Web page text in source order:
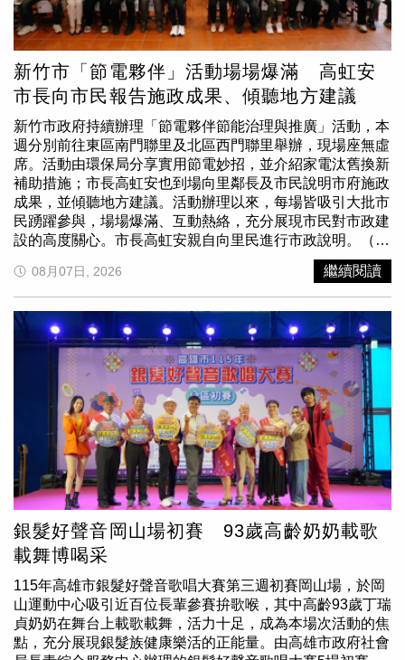
府)前立法院長王金平致詞時回憶，早年曾在花蓮服役並居
住過一個多月，深刻體會到花蓮壯闊山海的得天獨厚，直言
「花蓮人非常有福氣」。他特別讚賞縣長徐榛蔚帶領縣府團
隊，成功將觀光、休閒與醫療產業結合，將花蓮打造成身心
靈的療癒寶地。王金平期盼，未來能進一步將花蓮推廣至國
際，吸引國內外旅客前來觀光、醫療與長住，讓花蓮成為全
球知名的「身心靈聖地」。花蓮縣長徐榛蔚表示，現代人生
活離不開手機，但有多久沒有真正放下手機、重新感受自己
的身體與周遭環境，她提到，從走進「花蓮．療癒之境」時
聽見的音樂開始，就希望透過聲音引導大家放慢腳步、調息
身心，並從眼、耳、口、鼻、身等五感出發，串聯身體力、
修復力、食養力、安心力與連結力等「五力」體驗，呼應花
蓮長期推動的「吃在地、用在地」，以及天地人共生、食療
養身的生活理念。她也希望，民眾透過展場中的山海沉浸體
驗、在地飲食、自然香氛與交流空間，重新找回被忙碌生活
拉走的感受力與療癒力，體會「當下就是幸福」，更懂得珍
惜自己與家人。徐榛蔚最後也向大家喊話，現在就買張車票
到花蓮，親自走進山海與日常，重新感受返璞歸真的簡單幸
福。走進「花蓮．療癒之境」時聽見的音樂開始，就希望透
過「眼、耳、口、鼻、身」五感體驗，帶領民眾放慢步調，
感受花蓮慢活療癒的生活哲學。(圖片提供／花蓮縣政府)打
開任意門秒飛花蓮！五力闖關集好禮走進展區，宛如打開任
意門一秒置身花蓮山海。現場推出超好玩的「集章五力體
驗」闖關活動，只要完成身體力、修復力、安心力、連結力
與食養力等挑戰，就能獲得小石花質感環保袋等專屬限量好
禮。為推廣無負擔的健康生活，展區特別引進「岱宇國際」
提供的智能站坐兩用橢圓健身機。其低衝擊、護關節的平滑
踩踏設計，搭配專屬 APP 紀錄，讓各年齡層民眾都能輕鬆
享受暢快運動的樂趣，現場掃描 QR Code 前往官網，還能
將更多實用健康資訊帶回家。漫步其中，迎面而來的療癒氣
息更是另一大驚喜。現場瀰漫著由「阿原」特別打造的專屬
花蓮香，靈感取自立霧溪，蘊含檜木、紫羅蘭與迷迭香，讓
每一次呼吸都像漫步於雲霧繚繞的山谷，從嗅覺直接啟動修
復力。只要掃描 QR Code 加入阿原官方 LINE 好友，再加
新竹市「節電夥伴」活動場場爆滿 高虹安
市長向市民報告施政成果、傾聽地方建議
新竹市政府持續辦理「節電夥伴節能治理與推廣」活動，本
週分別前往東區南門聯里及北區西門聯里舉辦，現場座無虛
席。活動由環保局分享實用節電妙招，並介紹家電汰舊換新
補助措施；市長高虹安也到場向里鄰長及市民說明市府施政
成果，並傾聽地方建議。活動辦理以來，每場皆吸引大批市
民踴躍參與，場場爆滿、互動熱絡，充分展現市民對市政建
設的高度關心。市長高虹安親自向里民進行市政說明。（圖
片提供／新竹市政府）高虹安市長表示，市府除持續推廣節
能減碳理念，也希望透過面對面交流，讓市民了解市政推動
成果，並直接聆聽地方意見，作為未來施政的重要參考。自
上任以來，市府持續強化基層服務量能，不僅調高鄰長為民
服務作業費及里鄰長聯誼活動費，首次編列鄰長團體意外保
險預算，更於今（115）年度首度編列里長公務電動機車及
每里每年12萬元基層建設費，協助地方推動環境清潔、修剪
路樹、清溝及災害防救等工作，讓第一線服務更加完善。高
虹安市長指出，南門聯里近年推動多項重要建設，包括投入
逾1.12億元修復市定古蹟新竹國小百齡樓，完整保存珍貴文
化資產；新竹國小附設幼兒園及振興里市民活動中心完工啟
用，打造兼具教育及社區功能的新空間；73路公車尖峰時段
升級大型低地板公車，提升學生通學品質；國泰醫院周邊步
行環境改善，人行道、YouBike站及候車亭全面到位，打造
更安全便利的就醫交通環境。此外，市府積極擴充YouBike
站點，全市站點已達136站，累計使用突破1,500萬人次，
持續打造低碳宜居城市。「節電夥伴節能治理與推廣」活
動，里民反應熱絡。（圖片提供／新竹市政府）在西門聯里
部分，高虹安市長表示，市立新竹幼兒園新建工程已順利推
動，未來將提供更優質的幼教環境；新竹棒球場改善工程已
逾九成，預計今年8月底竣工並啟動驗收；西門市場排水改
08月07日, 2026 繼續閱讀
銀髮好聲音岡山場初賽 93歲高齡奶奶載歌
載舞博喝采
115年高雄市銀髮好聲音歌唱大賽第三週初賽岡山場，於岡
山運動中心吸引近百位長輩參賽拚歌喉，其中高齡93歲丁瑞
貞奶奶在舞台上載歌載舞，活力十足，成為本場次活動的焦
點，充分展現銀髮族健康樂活的正能量。由高雄市政府社會